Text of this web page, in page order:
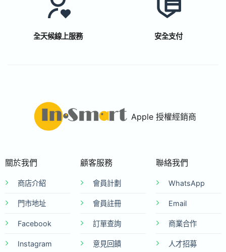
全天候線上服務 安全支付
Apple 授權經銷商
關於我們
商店介紹
門市地址
Facebook
Instagram
顧客服務
會員計劃
會員註冊
訂單查詢
意見回饋
聯絡我們
WhatsApp
Email
商業合作
人才招募